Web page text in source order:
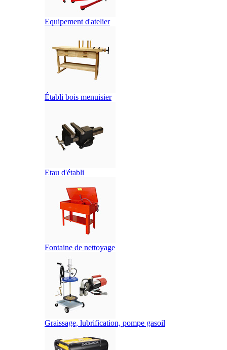
Equipement d'atelier
Établi bois menuisier
Etau d'établi
Fontaine de nettoyage
Graissage, lubrification, pompe gasoil